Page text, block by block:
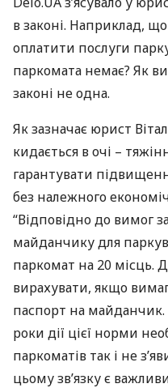
в законі. Наприклад,
оплатити послуги
паркомата немає? Як
законі не одна.
Як зазначає юрист
кидається в очі –
гарантувати
без належного
“Відповідно до вимог
майданчику для
паркомат на 20 місць.
вирахувати, якщо
паспорт на
роки дії цієї норми
паркоматів так і не
цьому зв’язку є